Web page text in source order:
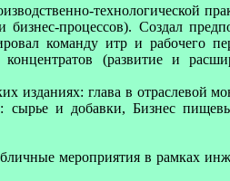
технологической
процессов). Создал
команду итр и рабочего
(развитие и
изданиях: глава в отраслевой
и добавки, Бизнес
мероприятия в рамках